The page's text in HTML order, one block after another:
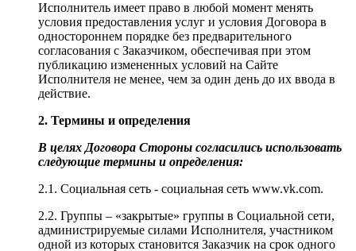
Исполнитель имеет право в любой момент менять
условия предоставления услуг и условия Договора в
одностороннем порядке без предварительного
согласования с Заказчиком, обеспечивая при этом
публикацию измененных условий на Сайте
Исполнителя не менее, чем за один день до их ввода в
действие.
2. Термины и определения
В целях Договора Стороны согласились использовать
следующие термины и определения:
2.1. Социальная сеть - социальная сеть www.vk.com.
2.2. Группы – «закрытые» группы в Социальной сети,
администрируемые силами Исполнителя, участником
одной из которых становится Заказчик на срок одного